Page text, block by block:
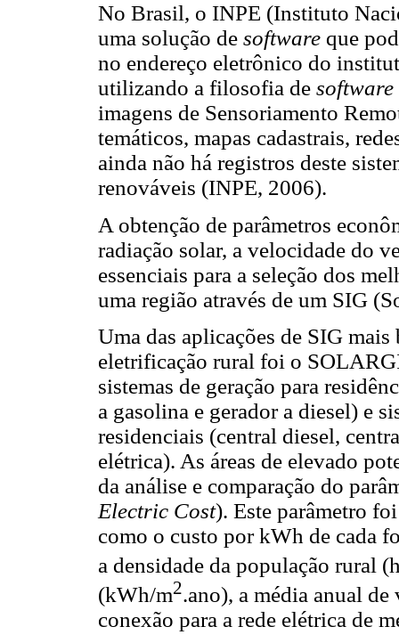
No Brasil, o INPE (Instituto
uma solução de software que
no endereço eletrônico do
utilizando a filosofia de software
imagens de Sensoriamento
temáticos, mapas cadastrais,
ainda não há registros deste
renováveis (INPE, 2006).
A obtenção de parâmetros
radiação solar, a velocidade do
essenciais para a seleção dos
uma região através de um SIG
Uma das aplicações de SIG
eletrificação rural foi o
sistemas de geração para
a gasolina e gerador a diesel) e
residenciais (central diesel,
elétrica). As áreas de elevado
da análise e comparação do
Electric Cost). Este parâmetro
como o custo por kWh de cada
a densidade da população rural
(kWh/m2.ano), a média anual
conexão para a rede elétrica de